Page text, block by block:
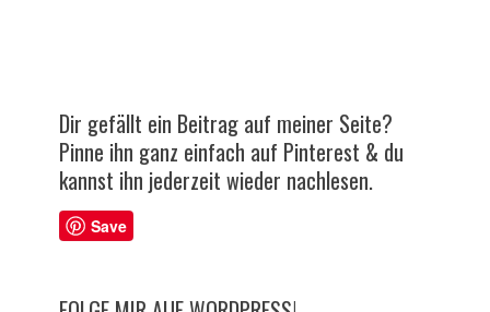
Dir gefällt ein Beitrag auf meiner Seite?
Pinne ihn ganz einfach auf Pinterest & du
kannst ihn jederzeit wieder nachlesen.
Save